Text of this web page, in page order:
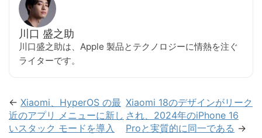
川口 盛之助
川口盛之助は、Apple 製品とテクノロジーに情熱を注ぐ
ライターです。
← Xiaomi、HyperOS の最
近のアプリ メニューに新し
いスタック モードを導入
Xiaomi 18のデザインがリーク
され、2024年のiPhone 16
Proと実質的に同一である →